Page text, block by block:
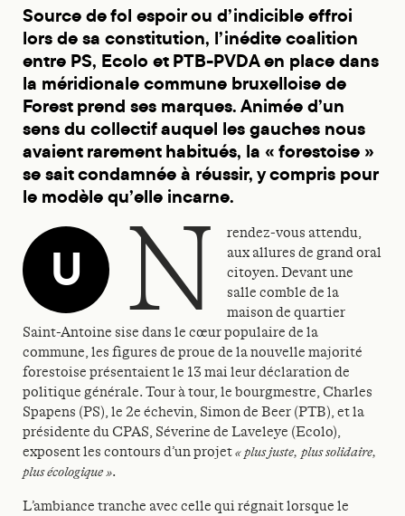
Source de fol espoir ou d’indicible effroi
lors de sa constitution, l’inédite coalition
entre PS, Ecolo et PTB-PVDA en place dans
la méridionale commune bruxelloise de
Forest prend ses marques. Animée d’un
sens du collectif auquel les gauches nous
avaient rarement habitués, la « forestoise »
se sait condamnée à réussir, y compris pour
le modèle qu’elle incarne.
U n
rendez-vous attendu,
aux allures de grand oral
citoyen. Devant une
salle comble de la
maison de quartier
Saint-Antoine sise dans le cœur populaire de la
commune, les figures de proue de la nouvelle majorité
forestoise présentaient le 13 mai leur déclaration de
politique générale. Tour à tour, le bourgmestre, Charles
Spapens (PS), le 2e échevin, Simon de Beer (PTB), et la
présidente du CPAS, Séverine de Laveleye (Ecolo),
exposent les contours d’un projet« plus juste, plus solidaire,
plus écologique ».
L’ambiance tranche avec celle qui régnait lorsque le